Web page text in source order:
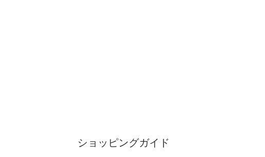
ショッピングガイド